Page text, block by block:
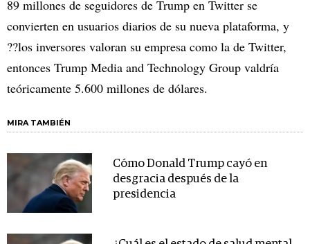
89 millones de seguidores de Trump en Twitter se
convierten en usuarios diarios de su nueva plataforma, y
??los inversores valoran su empresa como la de Twitter,
entonces Trump Media and Technology Group valdría
teóricamente 5.600 millones de dólares.
MIRA TAMBIÉN
Cómo Donald Trump cayó en
desgracia después de la
presidencia